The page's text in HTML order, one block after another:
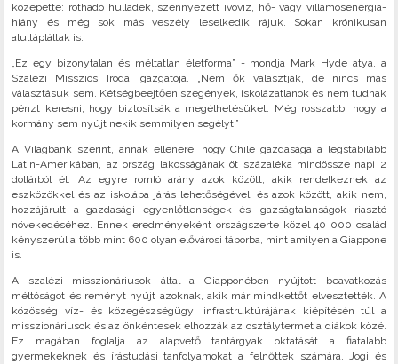
közepette: rothadó hulladék, szennyezett ivóvíz, hő- vagy villamosenergia-
hiány és még sok más veszély leselkedik rájuk. Sokan krónikusan
alultápláltak is.
„Ez egy bizonytalan és méltatlan életforma” - mondja Mark Hyde atya, a
Szalézi Missziós Iroda igazgatója. „Nem ők választják, de nincs más
választásuk sem. Kétségbeejtően szegények, iskolázatlanok és nem tudnak
pénzt keresni, hogy biztosítsák a megélhetésüket. Még rosszabb, hogy a
kormány sem nyújt nekik semmilyen segélyt.”
A Világbank szerint, annak ellenére, hogy Chile gazdasága a legstabilabb
Latin-Amerikában, az ország lakosságának öt százaléka mindössze napi 2
dollárból él. Az egyre romló arány azok között, akik rendelkeznek az
eszközökkel és az iskolába járás lehetőségével, és azok között, akik nem,
hozzájárult a gazdasági egyenlőtlenségek és igazságtalanságok riasztó
növekedéséhez. Ennek eredményeként országszerte közel 40 000 család
kényszerül a több mint 600 olyan elővárosi táborba, mint amilyen a Giappone
is.
A szalézi misszionáriusok által a Giapponében nyújtott beavatkozás
méltóságot és reményt nyújt azoknak, akik már mindkettőt elvesztették. A
közösség víz- és közegészségügyi infrastruktúrájának kiépítésén túl a
misszionáriusok és az önkéntesek elhozzák az osztálytermet a diákok közé.
Ez magában foglalja az alapvető tantárgyak oktatását a fiatalabb
gyermekeknek és írástudási tanfolyamokat a felnőttek számára. Jogi és